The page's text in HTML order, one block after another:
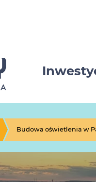
Budowa oświetlenia w